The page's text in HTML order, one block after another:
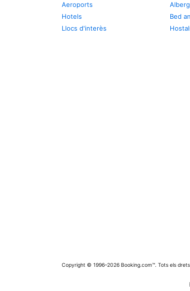
Aeroports
Hotels
Llocs d'interès
Bed
Copyright © 1996–2026 Booking.com™. Tots els